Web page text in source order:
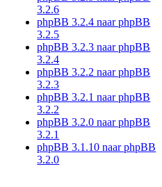
3.2.6
phpBB 3.2.4 naar phpBB
3.2.5
phpBB 3.2.3 naar phpBB
3.2.4
phpBB 3.2.2 naar phpBB
3.2.3
phpBB 3.2.1 naar phpBB
3.2.2
phpBB 3.2.0 naar phpBB
3.2.1
phpBB 3.1.10 naar phpBB
3.2.0